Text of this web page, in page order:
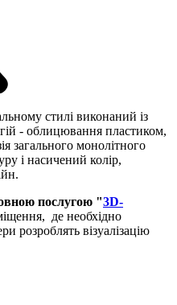
стилі виконаний із
- облицювання пластиком,
загального монолітного
і насичений колір,
послугою "3D-
де необхідно
розроблять візуалізацію